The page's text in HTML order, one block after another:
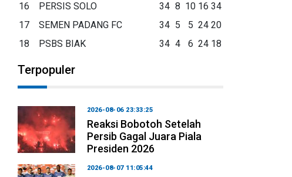
16
PERSIS SOLO 34 8 10 16 34
17
SEMEN PADANG FC 34 5 5 24 20
18
PSBS BIAK 34 4 6 24 18
Terpopuler
2026-08-06 23:33:25
Reaksi Bobotoh Setelah
Persib Gagal Juara Piala
Presiden 2026
2026-08-07 11:05:44